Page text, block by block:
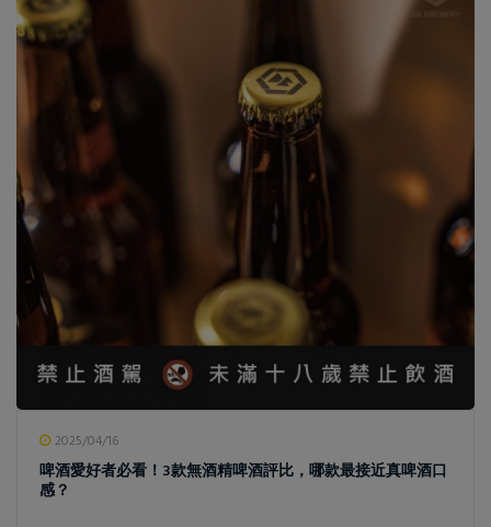
2025/04/16
啤酒愛好者必看！3款無酒精啤酒評比，哪款最接近真啤酒口
感？